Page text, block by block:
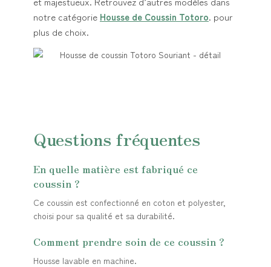
notre catégorie Housse de Coussin Totoro. pour
plus de choix.
Questions fréquentes
En quelle matière est fabriqué ce
coussin ?
Ce coussin est confectionné en coton et polyester,
choisi pour sa qualité et sa durabilité.
Comment prendre soin de ce coussin ?
Housse lavable en machine.